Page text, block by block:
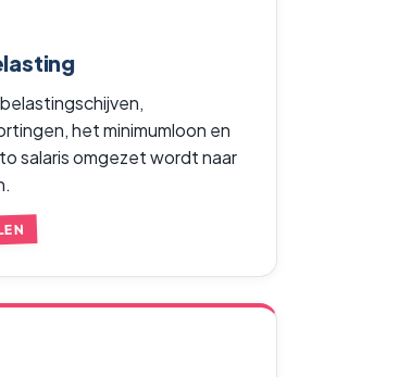
het minimumloon en
salaris omgezet wordt naar